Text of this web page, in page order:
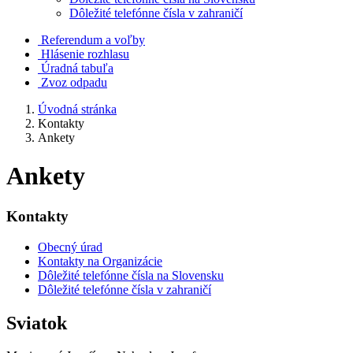
Dôležité telefónne čísla v zahraničí
Referendum a voľby
Hlásenie rozhlasu
Úradná tabuľa
Zvoz odpadu
Úvodná stránka
Kontakty
Ankety
Ankety
Kontakty
Obecný úrad
Kontakty na Organizácie
Dôležité telefónne čísla na Slovensku
Dôležité telefónne čísla v zahraničí
Sviatok